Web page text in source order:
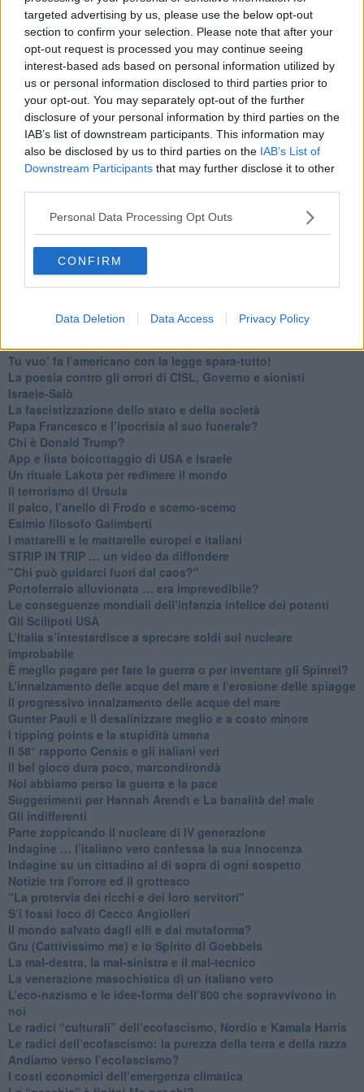
targeted advertising by us, please use the below opt-out
section to confirm your selection. Please note that after your
opt-out request is processed you may continue seeing
interest-based ads based on personal information utilized by
us or personal information disclosed to third parties prior to
your opt-out. You may separately opt-out of the further
disclosure of your personal information by third parties on the
IAB’s list of downstream participants. This information may
also be disclosed by us to third parties on the IAB’s List of
Downstream Participants that may further disclose it to other
Personal Data Processing Opt Outs
CONFIRM
Data Deletion Data Access Privacy Policy
​Il tecno-fascismo e i suoi nemici delusi
​I comici e il vittimismo paranoideo al potere
​La virtù secondo Confucio e Xi (seconda parte)
Le Pax imperiali e Tianxia (prima parte)
Un mondo condiviso a misura di bambino
​Un chiarimento, Chris Hedges e qualche domanda
Il velleitarismo di Trump, dell’UE e di Darwin
​Karen Horney e il ponte sullo Stretto
​I bulli vanno isolati
L’invertebrata von der Leyen e il Lula-risk
​Il Nobel per la pace a Trump o all’Albanese? Questo è il
problema!
​Alessandro Orsini e la tetrade oscura del sionismo
​Hilsenrath e le 9 omotipie tra Nazismo, Sionismo e
Americanismo" (4^ parte)
​Il terrore di Netanyahu e la strategia della tensione
​Finale di partita?
​Il voto del referendum e i due genocidi
Tu vuo’ fa l’americano con la legge spara-tutto!
La poesia contro gli orrori di CISL, Governo e sionisti
Israele-Salò
​La fascistizzazione dello stato e della società
Papa Francesco e l’ipocrisia al suo funerale?
​Chi è Donald Trump?
App e lista boicottaggio di USA e Israele
​Un rituale Lakota per redimere il mondo
Il terrorismo di Ursula
​Il palco, l’anello di Frodo e scemo-scemo
Esimio filosofo Galimberti
​I mattarelli e le mattarelle europei e italiani
​STRIP IN TRIP … un video da diffondere
"Chi può guidarci fuori dal caos?"
​Portoferraio alluvionata … era imprevedibile?
Le conseguenze mondiali dell’infanzia infelice dei potenti
​Gli Scilipoti USA
L’Italia s’intestardisce a sprecare soldi sul nucleare
improbabile
È meglio pagare per fare la guerra o per inventare gli Spinrel?
​L’innalzamento delle acque del mare e l’erosione delle spiagge
​Il progressivo innalzamento delle acque del mare
​Gunter Pauli e il desalinizzare meglio e a costo minore
I tipping points e la stupidità umana
​Il 58° rapporto Censis e gli italiani veri
​Il bel gioco dura poco, marcondirondà
Noi abbiamo perso la guerra e la pace
Suggerimenti per Hannah Arendt e La banalità del male
​Gli indifferenti
Parte zoppicando il nucleare di IV generazione
​Indagine … l’italiano vero confessa la sua innocenza
Indagine su un cittadino al di sopra di ogni sospetto
Notizie tra l'orrore ed il grottesco
"La protervia dei ricchi e dei loro servitori"
S’i fossi foco di Cecco Angiolieri
​Il mondo salvato dagli elfi e dai mutaforma?
Gru (Cattivissimo me) e lo Spirito di Goebbels
​La mal-destra, la mal-sinistra e il mal-tecnico
​La venerazione masochistica di un italiano vero
​L’eco-nazismo e le idee-forma dell’800 che sopravvivono in
noi
​Le radici “culturali” dell’ecofascismo, Nordio e Kamala Harris
Le radici dell’ecofascismo: la purezza della terra e della razza
Andiamo verso l’ecofascismo?
I costi economici dell’emergenza climatica